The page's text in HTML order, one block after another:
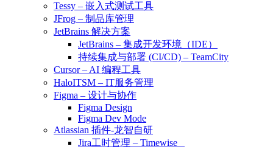
Tessy – 嵌入式测试工具
JFrog – 制品库管理
JetBrains 解决方案
JetBrains – 集成开发环境（IDE）
持续集成与部署 (CI/CD) – TeamCity
Cursor – AI 编程工具
HaloITSM – IT服务管理
Figma – 设计与协作
Figma Design
Figma Dev Mode
Atlassian 插件-龙智自研
Jira工时管理 – Timewise